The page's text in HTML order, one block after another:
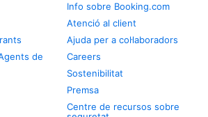
de
Info sobre Booking.com
Atenció al client
Ajuda per a col·laboradors
Careers
Sostenibilitat
Premsa
Centre de recursos sobre